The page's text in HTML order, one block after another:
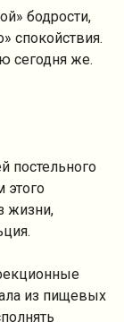
бодрости,
спокойствия.
сегодня же.
постельного
этого
жизни,
из пищевых